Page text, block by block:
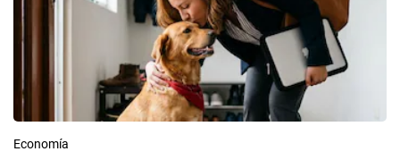
Economía